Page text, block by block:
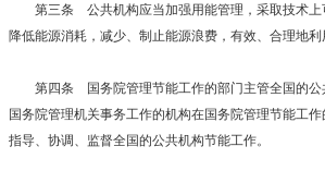
第三条 公共机构应当加强用能管理，采取技术上
降低能源消耗，减少、制止能源浪费，有效、合理地利
第四条 国务院管理节能工作的部门主管全国的公
国务院管理机关事务工作的机构在国务院管理节能工作
指导、协调、监督全国的公共机构节能工作。